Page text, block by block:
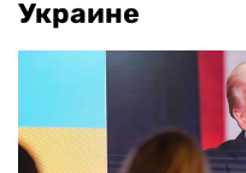
Украине